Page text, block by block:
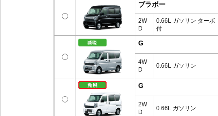
ブラボー
2W
D
0.66L ガソリン ターボ
付
G
4W
D
0.66L ガソリン
G
2W
D
0.66L ガソリン